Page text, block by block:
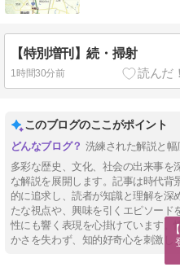
【特別増刊】続・掃射
1時間30分前
このブログのここがポイント
洗練された解説と
多彩な歴史、文化、社会の出来事を
な解説を展開します。記事は時代背
的に追求し、読者が知識と理解を深
たな視点や、興味を引くエピソード
性にも響く表現を心掛けています。
かさを失わず、知的好奇心を刺激し